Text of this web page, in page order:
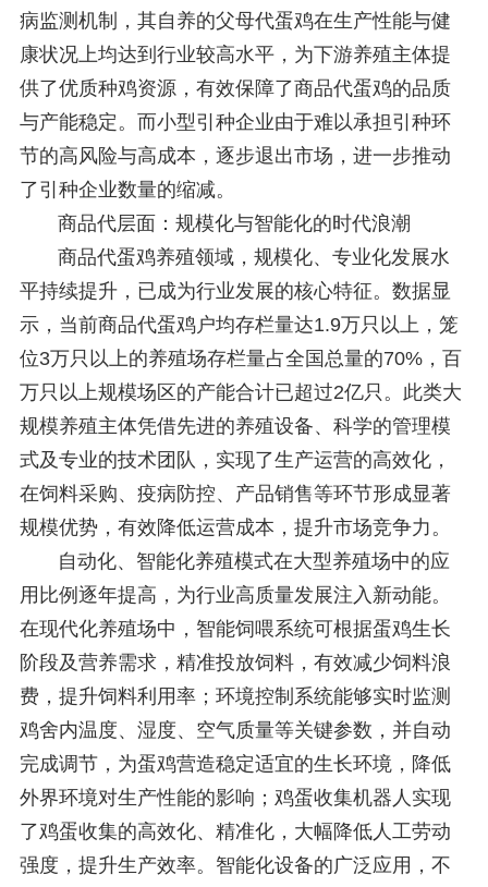
病监测机制，其自养的父母代蛋鸡在生产性能与健
康状况上均达到行业较高水平，为下游养殖主体提
供了优质种鸡资源，有效保障了商品代蛋鸡的品质
与产能稳定。而小型引种企业由于难以承担引种环
节的高风险与高成本，逐步退出市场，进一步推动
了引种企业数量的缩减。
商品代层面：规模化与智能化的时代浪潮
商品代蛋鸡养殖领域，规模化、专业化发展水
平持续提升，已成为行业发展的核心特征。数据显
示，当前商品代蛋鸡户均存栏量达1.9万只以上，笼
位3万只以上的养殖场存栏量占全国总量的70%，百
万只以上规模场区的产能合计已超过2亿只。此类大
规模养殖主体凭借先进的养殖设备、科学的管理模
式及专业的技术团队，实现了生产运营的高效化，
在饲料采购、疫病防控、产品销售等环节形成显著
规模优势，有效降低运营成本，提升市场竞争力。
自动化、智能化养殖模式在大型养殖场中的应
用比例逐年提高，为行业高质量发展注入新动能。
在现代化养殖场中，智能饲喂系统可根据蛋鸡生长
阶段及营养需求，精准投放饲料，有效减少饲料浪
费，提升饲料利用率；环境控制系统能够实时监测
鸡舍内温度、湿度、空气质量等关键参数，并自动
完成调节，为蛋鸡营造稳定适宜的生长环境，降低
外界环境对生产性能的影响；鸡蛋收集机器人实现
了鸡蛋收集的高效化、精准化，大幅降低人工劳动
强度，提升生产效率。智能化设备的广泛应用，不